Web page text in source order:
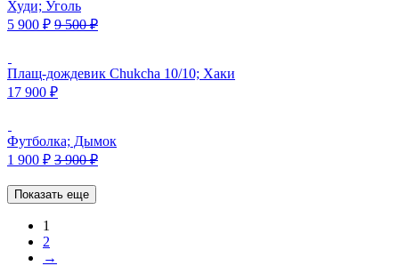
Худи; Уголь
5 900 ₽ 9 500₽
Плащ-дождевик Chukcha 10/10; Хаки
17 900 ₽
Футболка; Дымок
1 900 ₽ 3 900₽
Показать еще
1
2
→